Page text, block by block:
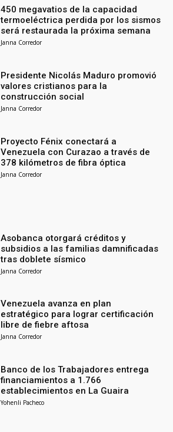
450 megavatios de la capacidad
termoeléctrica perdida por los sismos
será restaurada la próxima semana
Janna Corredor
Presidente Nicolás Maduro promovió
valores cristianos para la
construcción social
Janna Corredor
Proyecto Fénix conectará a
Venezuela con Curazao a través de
378 kilómetros de fibra óptica
Janna Corredor
Asobanca otorgará créditos y
subsidios a las familias damnificadas
tras doblete sísmico
Janna Corredor
Venezuela avanza en plan
estratégico para lograr certificación
libre de fiebre aftosa
Janna Corredor
Banco de los Trabajadores entrega
financiamientos a 1.766
establecimientos en La Guaira
Yohenli Pacheco